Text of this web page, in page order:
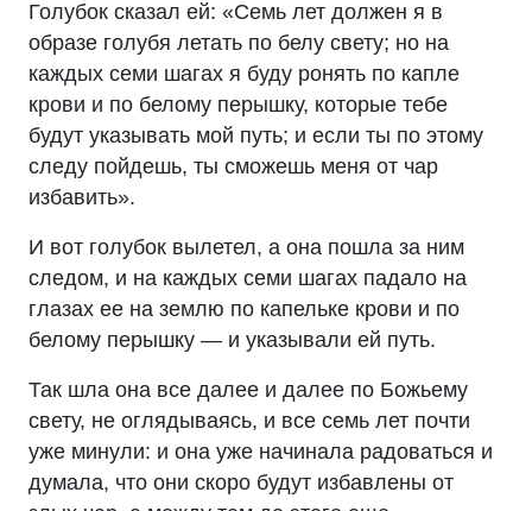
Голубок сказал ей: «Семь лет должен я в
образе голубя летать по белу свету; но на
каждых семи шагах я буду ронять по капле
крови и по белому перышку, которые тебе
будут указывать мой путь; и если ты по этому
следу пойдешь, ты сможешь меня от чар
избавить».
И вот голубок вылетел, а она пошла за ним
следом, и на каждых семи шагах падало на
глазах ее на землю по капельке крови и по
белому перышку — и указывали ей путь.
Так шла она все далее и далее по Божьему
свету, не оглядываясь, и все семь лет почти
уже минули: и она уже начинала радоваться и
думала, что они скоро будут избавлены от